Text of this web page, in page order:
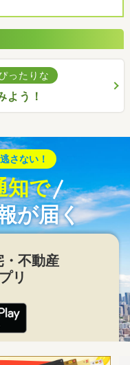
ったりな
よう！
さない！
知で
が届く
不動産
リ